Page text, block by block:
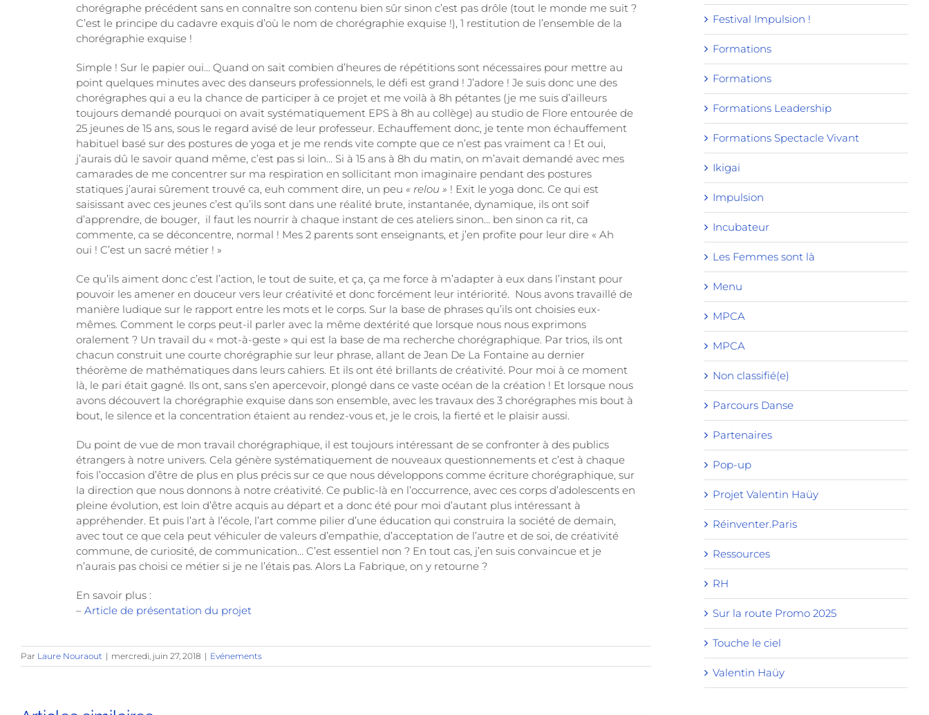
chorégraphe précédent sans en connaître son contenu bien sûr sinon c’est pas drôle (tout le monde me suit ?
C’est le principe du cadavre exquis d’où le nom de chorégraphie exquise !), 1 restitution de l’ensemble de la
chorégraphie exquise !
Simple ! Sur le papier oui… Quand on sait combien d’heures de répétitions sont nécessaires pour mettre au
point quelques minutes avec des danseurs professionnels, le défi est grand ! J’adore ! Je suis donc une des
chorégraphes qui a eu la chance de participer à ce projet et me voilà à 8h pétantes (je me suis d’ailleurs
toujours demandé pourquoi on avait systématiquement EPS à 8h au collège) au studio de Flore entourée de
25 jeunes de 15 ans, sous le regard avisé de leur professeur. Echauffement donc, je tente mon échauffement
habituel basé sur des postures de yoga et je me rends vite compte que ce n’est pas vraiment ca ! Et oui,
j’aurais dû le savoir quand même, c’est pas si loin… Si à 15 ans à 8h du matin, on m’avait demandé avec mes
camarades de me concentrer sur ma respiration en sollicitant mon imaginaire pendant des postures
statiques j’aurai sûrement trouvé ca, euh comment dire, un peu « relou » ! Exit le yoga donc. Ce qui est
saisissant avec ces jeunes c’est qu’ils sont dans une réalité brute, instantanée, dynamique, ils ont soif
d’apprendre, de bouger, il faut les nourrir à chaque instant de ces ateliers sinon… ben sinon ca rit, ca
commente, ca se déconcentre, normal ! Mes 2 parents sont enseignants, et j’en profite pour leur dire « Ah
oui ! C’est un sacré métier ! »
Ce qu’ils aiment donc c’est l’action, le tout de suite, et ça, ça me force à m’adapter à eux dans l’instant pour
pouvoir les amener en douceur vers leur créativité et donc forcément leur intériorité. Nous avons travaillé de
manière ludique sur le rapport entre les mots et le corps. Sur la base de phrases qu’ils ont choisies eux-
mêmes. Comment le corps peut-il parler avec la même dextérité que lorsque nous nous exprimons
oralement ? Un travail du « mot-à-geste » qui est la base de ma recherche chorégraphique. Par trios, ils ont
chacun construit une courte chorégraphie sur leur phrase, allant de Jean De La Fontaine au dernier
théorème de mathématiques dans leurs cahiers. Et ils ont été brillants de créativité. Pour moi à ce moment
là, le pari était gagné. Ils ont, sans s’en apercevoir, plongé dans ce vaste océan de la création ! Et lorsque nous
avons découvert la chorégraphie exquise dans son ensemble, avec les travaux des 3 chorégraphes mis bout à
bout, le silence et la concentration étaient au rendez-vous et, je le crois, la fierté et le plaisir aussi.
Du point de vue de mon travail chorégraphique, il est toujours intéressant de se confronter à des publics
étrangers à notre univers. Cela génère systématiquement de nouveaux questionnements et c’est à chaque
fois l’occasion d’être de plus en plus précis sur ce que nous développons comme écriture chorégraphique, sur
la direction que nous donnons à notre créativité. Ce public-là en l’occurrence, avec ces corps d’adolescents en
pleine évolution, est loin d’être acquis au départ et a donc été pour moi d’autant plus intéressant à
appréhender. Et puis l’art à l’école, l’art comme pilier d’une éducation qui construira la société de demain,
avec tout ce que cela peut véhiculer de valeurs d’empathie, d’acceptation de l’autre et de soi, de créativité
commune, de curiosité, de communication… C’est essentiel non ? En tout cas, j’en suis convaincue et je
n’aurais pas choisi ce métier si je ne l’étais pas. Alors La Fabrique, on y retourne ?
En savoir plus :
– Article de présentation du projet
Par Laure Nouraout | mercredi, juin 27, 2018 | Evénements
Festival Impulsion !
Formations
Formations
Formations Leadership
Formations Spectacle Vivant
Ikigai
Impulsion
Incubateur
Les Femmes sont là
Menu
MPCA
MPCA
Non classifié(e)
Parcours Danse
Partenaires
Pop-up
Projet Valentin Haüy
Réinventer.Paris
Ressources
RH
Sur la route Promo 2025
Touche le ciel
Valentin Haüy